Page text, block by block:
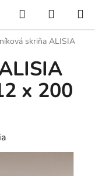
Hľadať
KOŠÍK
skriňa ALISIA
x 200